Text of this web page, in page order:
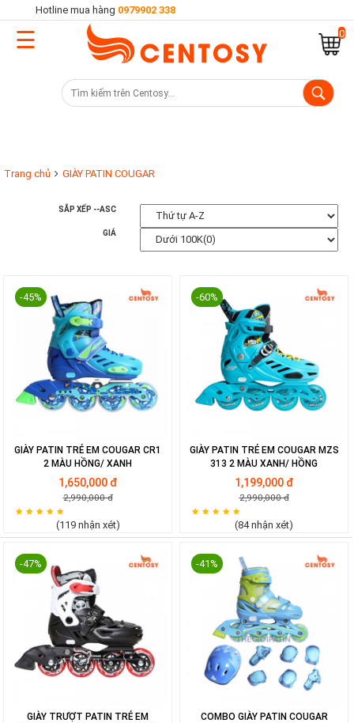
Trang
phẩm
Khuyến
Tuyển
dụng
hệ
0979902
338
Hotline mua hàng 0979902 338
0
☰
Trang chủ GIÀY PATIN COUGAR
SẮP XẾP --ASC
GIÁ
-45%
GIÀY PATIN TRẺ EM COUGAR CR1
2 MÀU HỒNG/ XANH
1,650,000 đ
2,990,000 đ
(119 nhận xét)
-60%
GIÀY PATIN TRẺ EM COUGAR MZS
313 2 MÀU XANH/ HỒNG
1,199,000 đ
2,990,000 đ
(84 nhận xét)
-47%
GIÀY TRƯỢT PATIN TRẺ EM
-41%
COMBO GIÀY PATIN COUGAR